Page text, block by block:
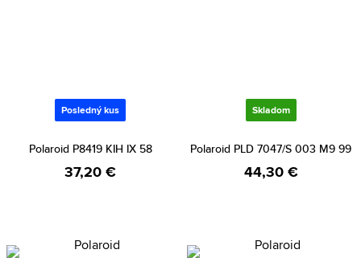
Posledný kus
Polaroid P8419 KIH IX 58
37,20 €
Skladom
Polaroid PLD 7047/S 003 M9 99
44,30 €